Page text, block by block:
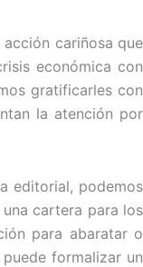
cariñosa que
económica con
gratificarles con
la atención por
editorial, podemos
cartera para los
para abaratar o
formalizar un